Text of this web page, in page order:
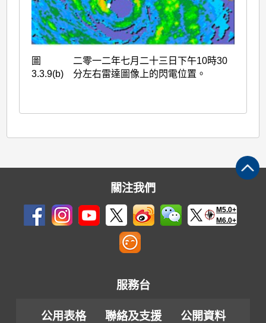
圖
3.3.9(b)
二零一二年七月二十三日下午10時30
分左右雷達圖像上的閃電位置。
關注我們
M5.0+
M6.0+
服務台
公用表格 聯絡及支援
公開資料